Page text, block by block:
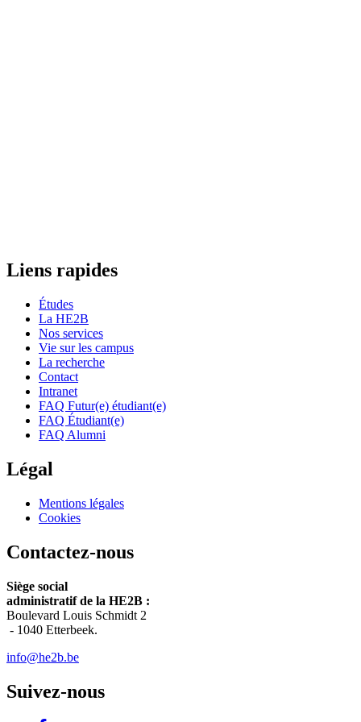
Liens rapides
Études
La HE2B
Nos services
Vie sur les campus
La recherche
Contact
Intranet
FAQ Futur(e) étudiant(e)
FAQ Étudiant(e)
FAQ Alumni
Légal
Mentions légales
Cookies
Contactez-nous
Siège social
administratif de la HE2B :
Boulevard Louis Schmidt 2
- 1040 Etterbeek.
info@he2b.be
Suivez-nous